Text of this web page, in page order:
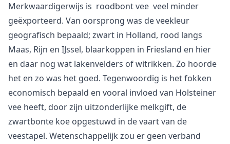
Merkwaardigerwijs is roodbont vee veel minder
geëxporteerd. Van oorsprong was de veekleur
geografisch bepaald; zwart in Holland, rood langs
Maas, Rijn en IJssel, blaarkoppen in Friesland en hier
en daar nog wat lakenvelders of witrikken. Zo hoorde
het en zo was het goed. Tegenwoordig is het fokken
economisch bepaald en vooral invloed van Holsteiner
vee heeft, door zijn uitzonderlijke melkgift, de
zwartbonte koe opgestuwd in de vaart van de
veestapel. Wetenschappelijk zou er geen verband